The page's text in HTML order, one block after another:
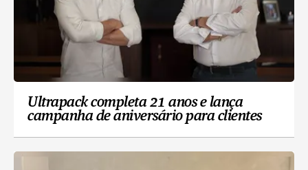
Ultrapack completa 21 anos e lança
campanha de aniversário para clientes